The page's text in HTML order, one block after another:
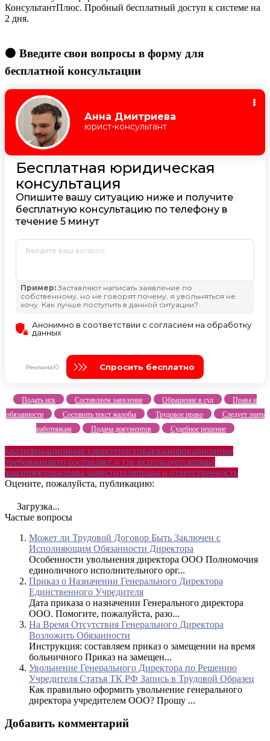
КонсультантПлюс. Пробный бесплатный доступ к системе на
2 дня.
🟠 Введите свои вопросы в форму для
бесплатной консультации
Подать иск Составляем заявление Обращение в суд
Права и
обязанности
Составить текст жалобы Трудовое право
Следует знать
работникам
Подача документов Судебное решение
квалификационная характеристикаквалификационные
требованиякто составляет и где используетсяправа
замдиректораправа заместителяправа и ответственность
Оцените, пожалуйста, публикацию:
Загрузка...
Частые вопросы
Может ли Трудовой Договор Быть Заключен с
Исполняющим Обязанности Директора
Особенности увольнения директора ООО Полномочия
единоличного исполнительного орг...
Приказ о Назначении Генерального Директора
Единственного Учредителя
Дата приказа о назначении Генерального директора
ООО. Помогите, пожалуйста, разо...
На Время Отсутствия Генерального Директора
Возложить Обязанности
Инструкция: составляем приказ о замещении на время
больничного Приказ на замещен...
Увольнение Генерального Директора по Решению
Учредителя Статья ТК РФ Запись в Трудовой Образец
Как правильно оформить увольнение генерального
директора учредителем ООО? Прошу ...
Добавить комментарий